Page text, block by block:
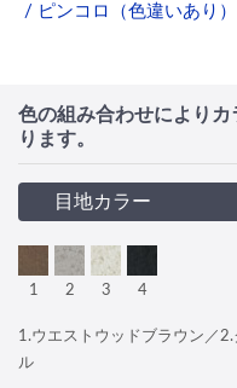
/ ピンコロ（色違いあり）
色の組み合わせにより
ります。
目地カラー
1 2 3 4
1.ウエストウッドブラウン／
ル